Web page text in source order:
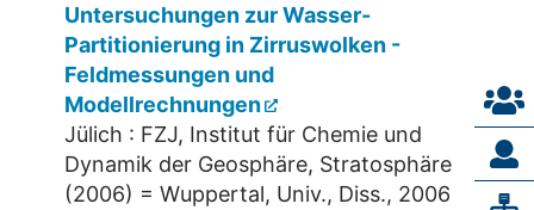
Untersuchungen zur Wasser-
Partitionierung in Zirruswolken -
Feldmessungen und
Modellrechnungen
Jülich : FZJ, Institut für Chemie und
Dynamik der Geosphäre, Stratosphäre
(2006) = Wuppertal, Univ., Diss., 2006